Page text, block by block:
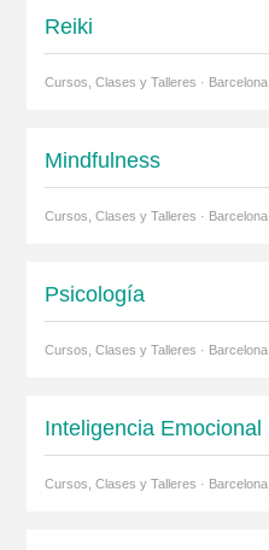
Reiki
Cursos, Clases y Talleres · Barcelona
Mindfulness
Cursos, Clases y Talleres · Barcelona
Psicología
Cursos, Clases y Talleres · Barcelona
Inteligencia Emocional
Cursos, Clases y Talleres · Barcelona